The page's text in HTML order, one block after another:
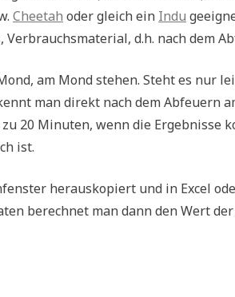
Cheetah oder gleich ein Indu
d.h. nach dem
am Mond stehen. Steht es nur
man direkt nach dem Abfeuern
20 Minuten, wenn die Ergebnisse
ist.
herauskopiert und in Excel
berechnet man dann den Wert